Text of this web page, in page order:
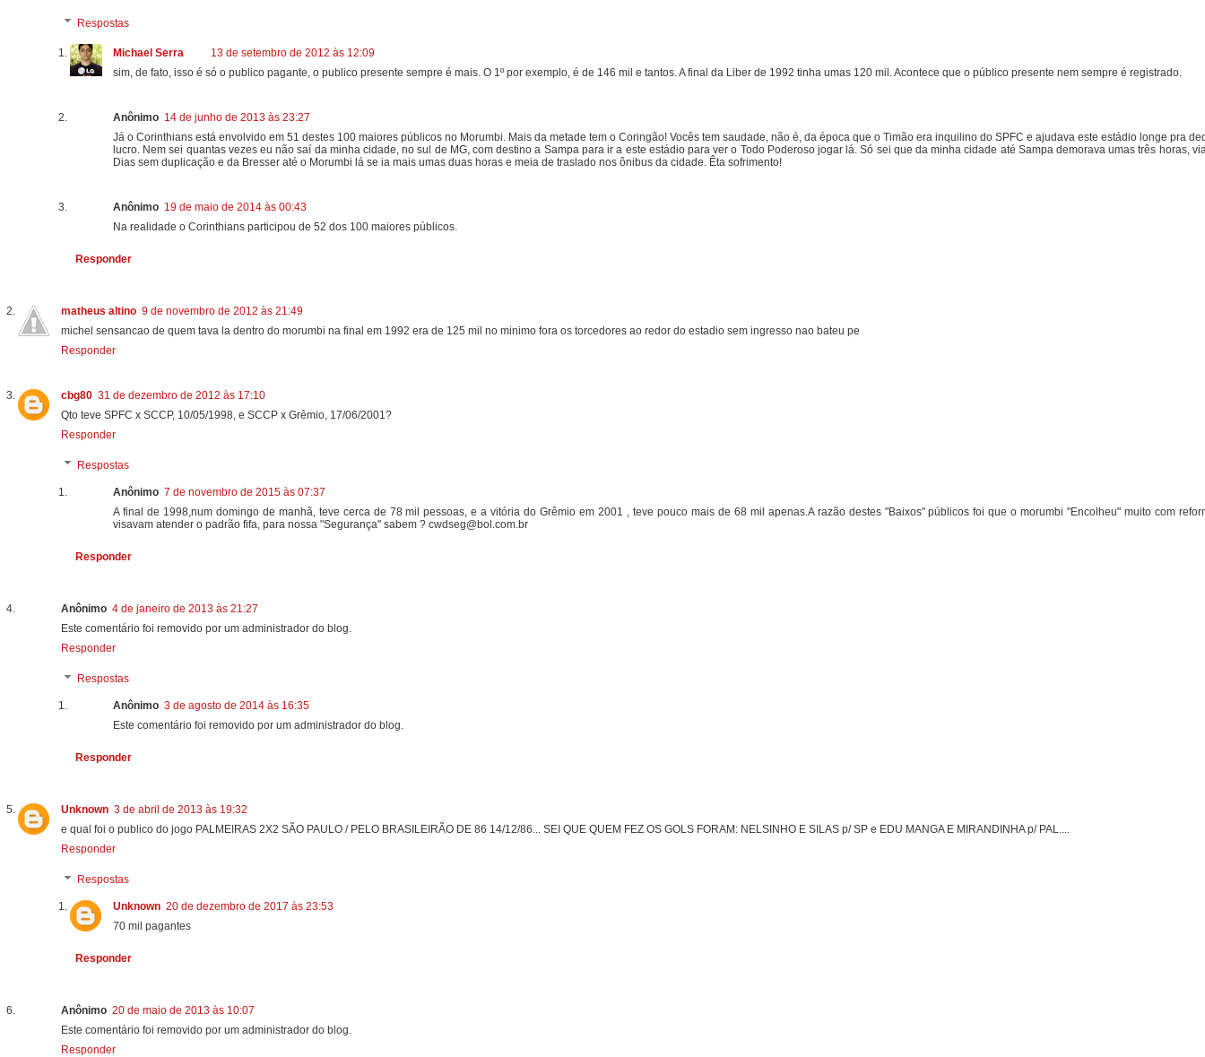
Respostas
Michael Serra
13 de setembro de 2012 às 12:09
sim, de fato, isso é só o publico pagante, o publico presente sempre é mais. O 1º por exemplo, é de 146 mil e tantos. A final da Liber de 1992 tinha umas 120 mil. Acontece que o público presente nem sempre é registrado.
Anônimo 14 de junho de 2013 às 23:27
Já o Corinthians está envolvido em 51 destes 100 maiores públicos no Morumbi. Mais da metade tem o Coringão! Vocês tem saudade, não é, da época que o Timão era inquilino do SPFC e ajudava este estádio longe pra
lucro. Nem sei quantas vezes eu não saí da minha cidade, no sul de MG, com destino a Sampa para ir a este estádio para ver o Todo Poderoso jogar lá. Só sei que da minha cidade até Sampa demorava umas três horas,
Dias sem duplicação e da Bresser até o Morumbi lá se ia mais umas duas horas e meia de traslado nos ônibus da cidade. Êta sofrimento!
Anônimo 19 de maio de 2014 às 00:43
Na realidade o Corinthians participou de 52 dos 100 maiores públicos.
Responder
matheus altino 9 de novembro de 2012 às 21:49
michel sensancao de quem tava la dentro do morumbi na final em 1992 era de 125 mil no minimo fora os torcedores ao redor do estadio sem ingresso nao bateu pe
Responder
cbg80 31 de dezembro de 2012 às 17:10
Qto teve SPFC x SCCP, 10/05/1998, e SCCP x Grêmio, 17/06/2001?
Responder
Respostas
Anônimo 7 de novembro de 2015 às 07:37
A final de 1998,num domingo de manhã, teve cerca de 78 mil pessoas, e a vitória do Grêmio em 2001 , teve pouco mais de 68 mil apenas.A razão destes "Baixos" públicos foi que o morumbi "Encolheu" muito com
visavam atender o padrão fifa, para nossa "Segurança" sabem ? cwdseg@bol.com.br
Responder
Anônimo 4 de janeiro de 2013 às 21:27
Este comentário foi removido por um administrador do blog.
Responder
Respostas
Anônimo 3 de agosto de 2014 às 16:35
Este comentário foi removido por um administrador do blog.
Responder
Unknown 3 de abril de 2013 às 19:32
e qual foi o publico do jogo PALMEIRAS 2X2 SÃO PAULO / PELO BRASILEIRÃO DE 86 14/12/86... SEI QUE QUEM FEZ OS GOLS FORAM: NELSINHO E SILAS p/ SP e EDU MANGA E MIRANDINHA p/ PAL....
Responder
Respostas
Unknown 20 de dezembro de 2017 às 23:53
70 mil pagantes
Responder
Anônimo 20 de maio de 2013 às 10:07
Este comentário foi removido por um administrador do blog.
Responder